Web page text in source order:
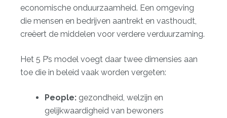
economische onduurzaamheid. Een omgeving
die mensen en bedrijven aantrekt en vasthoudt,
creëert de middelen voor verdere verduurzaming.
Het 5 P’s model voegt daar twee dimensies aan
toe die in beleid vaak worden vergeten:
People: gezondheid, welzijn en
gelijkwaardigheid van bewoners